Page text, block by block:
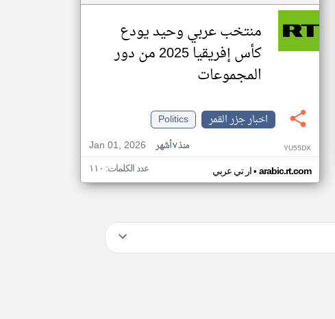
منتخب عربي وحيد يودع
كأس إفريقيا 2025 من دور
المجموعات
اخبار جزر القمر
Politics
Jan 01, 2026
منذ ٧ أشهر YU55DX
ار تي عربي• arabic.rt.com عدد الكلمات: ١١٠